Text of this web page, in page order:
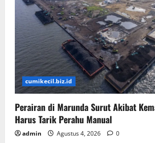
cumikecil.biz.id
Perairan di Marunda Surut Akibat
Harus Tarik Perahu Manual
admin Agustus 4, 2026 0